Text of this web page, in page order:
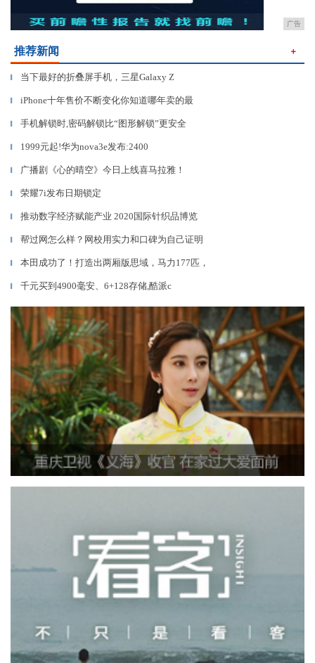
广告
推荐新闻 ＋
▎ 当下最好的折叠屏手机，三星Galaxy Z
▎ iPhone十年售价不断变化你知道哪年卖的最
▎ 手机解锁时,密码解锁比“图形解锁”更安全
▎ 1999元起!华为nova3e发布:2400
▎ 广播剧《心的晴空》今日上线喜马拉雅！
▎ 荣耀7i发布日期锁定
▎ 推动数字经济赋能产业 2020国际针织品博览
▎ 帮过网怎么样？网校用实力和口碑为自己证明
▎ 本田成功了！打造出两厢版思域，马力177匹，
▎ 千元买到4900毫安、6+128存储,酷派c